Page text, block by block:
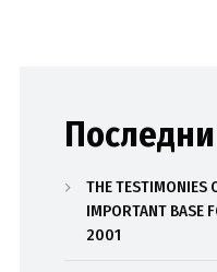
THE TESTIMONIES
IMPORTANT BASE
2001